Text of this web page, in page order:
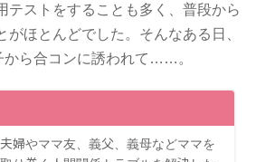
テストをすることも多く、普段から
がほとんどでした。そんなある日、
から合コンに誘われて……。
夫婦やママ友、義父、義母などママを